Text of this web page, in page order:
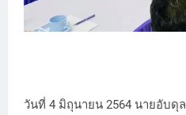
วันที่ 4 มิถุนายน 2564 นายอับดุ